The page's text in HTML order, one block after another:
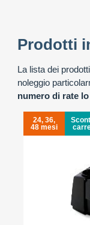
Prodotti
La lista dei
noleggio
numero di rate
24, 36,
48 mesi